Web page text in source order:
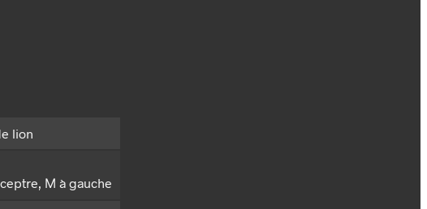
lion
Μ à gauche